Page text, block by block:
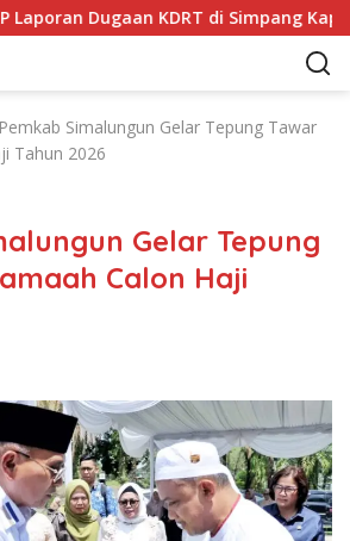
Dugaan KDRT di Simpang Kapuk
Pemkab Simalungun Gelar Tepung Tawar
Tahun 2026
Gelar Tepung
Calon Haji